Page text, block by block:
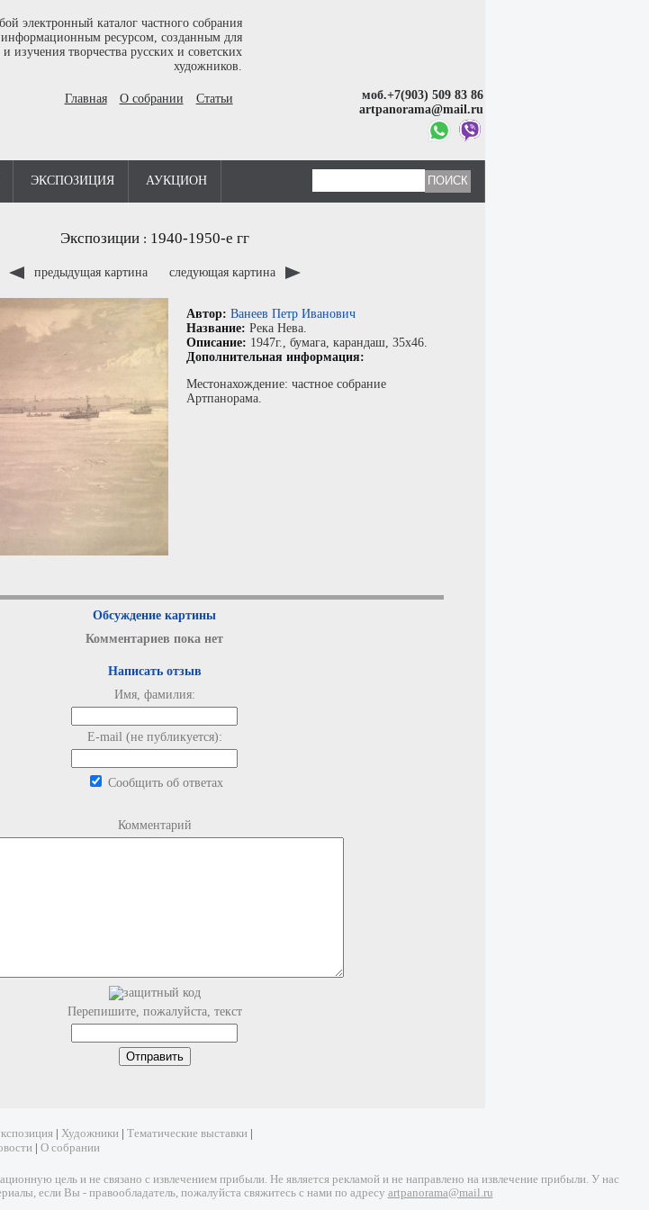
электронный каталог частного собрания
информационным ресурсом, созданным для
изучения творчества русских и советских
художников.
Главная О собрании Статьи
моб.+7(903) 509 83 86
artpanorama@mail.ru
ЭКСПОЗИЦИЯ АУКЦИОН
Экспозиции: 1940-1950-е гг
предыдущая картина следующая картина
Автор: Ванеев Петр Иванович
Название: Река Нева.
Описание: 1947г., бумага, карандаш, 35x46.
Дополнительная информация:
Местонахождение: частное собрание
Артпанорама.
Обсуждение картины
Комментариев пока нет
Написать отзыв
Имя, фамилия:
E-mail (не публикуется):
Сообщить об ответах
Комментарий
Перепишите, пожалуйста, текст
Художники Тематические выставки
| О собрании
цель и не связано с извлечением прибыли. Не является рекламой и не направлено на извлечение прибыли. У нас
если Вы - правообладатель, пожалуйста свяжитесь с нами по адресу artpanorama@mail.ru